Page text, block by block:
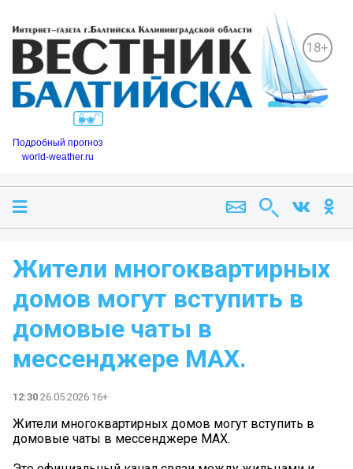
18+
Подробный прогноз
world-weather.ru
Жители многоквартирных
домов могут вступить в
домовые чаты в
мессенджере MAX.
12:30 26.05.2026 16+
Жители многоквартирных домов могут вступить в
домовые чаты в мессенджере MAX.